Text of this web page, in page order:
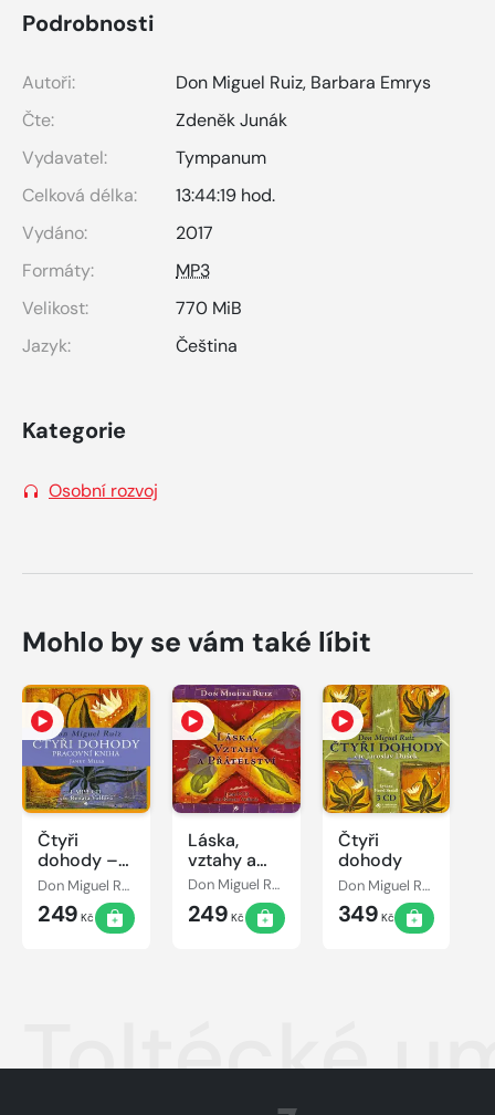
Podrobnosti
Autoři: Don Miguel Ruiz, Barbara Emrys
Čte:
Zdeněk Junák
Vydavatel:
Tympanum
Celková délka:
13:44:19 hod.
Vydáno:
2017
Formáty:
MP3
Velikost:
770 MiB
Jazyk:
Čeština
Kategorie
Osobní rozvoj
Mohlo by se vám také líbit
Čtyři
dohody –
pracovní
kniha
Don Miguel Ruiz, Janet Mills
249 Kč
Láska,
vztahy a
přátelství Don Miguel Ruiz
249 Kč
Čtyři
dohody
Don Miguel Ruiz
349 Kč
Toltécké